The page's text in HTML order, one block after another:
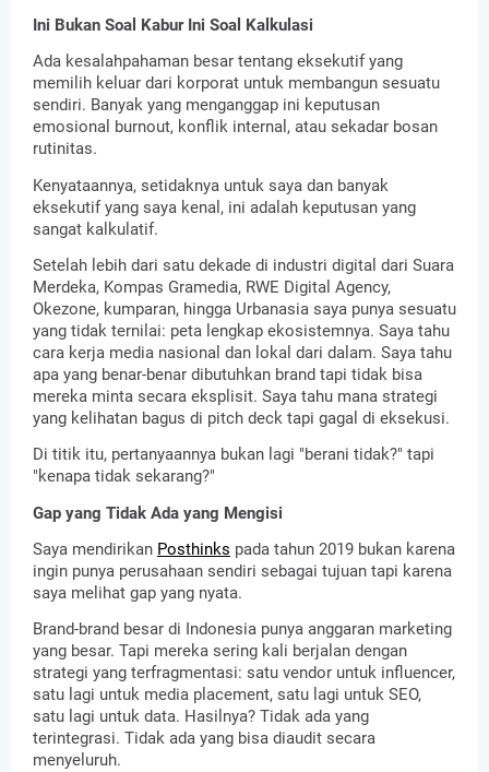
Ini Bukan Soal Kabur Ini Soal Kalkulasi
Ada kesalahpahaman besar tentang eksekutif yang
memilih keluar dari korporat untuk membangun sesuatu
sendiri. Banyak yang menganggap ini keputusan
emosional burnout, konflik internal, atau sekadar bosan
rutinitas.
Kenyataannya, setidaknya untuk saya dan banyak
eksekutif yang saya kenal, ini adalah keputusan yang
sangat kalkulatif.
Setelah lebih dari satu dekade di industri digital dari Suara
Merdeka, Kompas Gramedia, RWE Digital Agency,
Okezone, kumparan, hingga Urbanasia saya punya sesuatu
yang tidak ternilai: peta lengkap ekosistemnya. Saya tahu
cara kerja media nasional dan lokal dari dalam. Saya tahu
apa yang benar-benar dibutuhkan brand tapi tidak bisa
mereka minta secara eksplisit. Saya tahu mana strategi
yang kelihatan bagus di pitch deck tapi gagal di eksekusi.
Di titik itu, pertanyaannya bukan lagi "berani tidak?" tapi
"kenapa tidak sekarang?"
Gap yang Tidak Ada yang Mengisi
Saya mendirikan Posthinks pada tahun 2019 bukan karena
ingin punya perusahaan sendiri sebagai tujuan tapi karena
saya melihat gap yang nyata.
Brand-brand besar di Indonesia punya anggaran marketing
yang besar. Tapi mereka sering kali berjalan dengan
strategi yang terfragmentasi: satu vendor untuk influencer,
satu lagi untuk media placement, satu lagi untuk SEO,
satu lagi untuk data. Hasilnya? Tidak ada yang
terintegrasi. Tidak ada yang bisa diaudit secara
menyeluruh.